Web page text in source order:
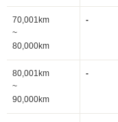
70,001km
~
80,000km
-
80,001km
~
90,000km
-